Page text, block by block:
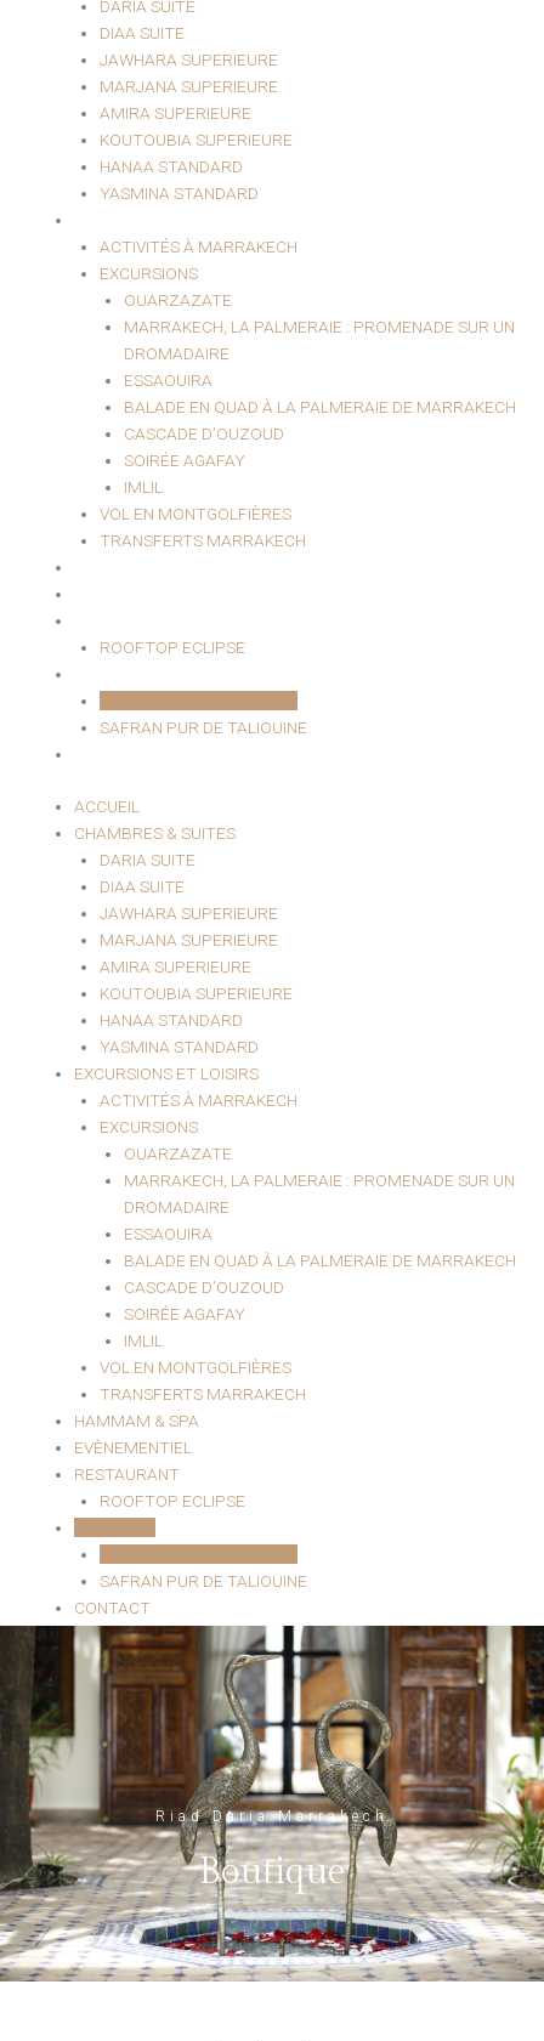
DARIA SUITE
DIAA SUITE
JAWHARA SUPERIEURE
MARJANA SUPERIEURE
AMIRA SUPERIEURE
KOUTOUBIA SUPERIEURE
HANAA STANDARD
YASMINA STANDARD
ACTIVITÉS À MARRAKECH
EXCURSIONS
OUARZAZATE
MARRAKECH, LA PALMERAIE : PROMENADE SUR UN
DROMADAIRE
ESSAOUIRA
BALADE EN QUAD À LA PALMERAIE DE MARRAKECH
CASCADE D’OUZOUD
SOIRÉE AGAFAY
IMLIL
VOL EN MONTGOLFIÈRES
TRANSFERTS MARRAKECH
ROOFTOP ECLIPSE
SAFRAN PUR DE TALIOUINE
ACCUEIL
CHAMBRES & SUITES
DARIA SUITE
DIAA SUITE
JAWHARA SUPERIEURE
MARJANA SUPERIEURE
AMIRA SUPERIEURE
KOUTOUBIA SUPERIEURE
HANAA STANDARD
YASMINA STANDARD
EXCURSIONS ET LOISIRS
ACTIVITÉS À MARRAKECH
EXCURSIONS
OUARZAZATE
MARRAKECH, LA PALMERAIE : PROMENADE SUR UN
DROMADAIRE
ESSAOUIRA
BALADE EN QUAD À LA PALMERAIE DE MARRAKECH
CASCADE D’OUZOUD
SOIRÉE AGAFAY
IMLIL
VOL EN MONTGOLFIÈRES
TRANSFERTS MARRAKECH
HAMMAM & SPA
EVÈNEMENTIEL
RESTAURANT
ROOFTOP ECLIPSE
SAFRAN PUR DE TALIOUINE
CONTACT
Riad Daria Marrakech
Boutique